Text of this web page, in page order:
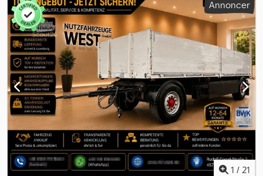
Produktionsår:2023, Udstyr:ABS, 3-akset Tautliner-ladplatform-
semitrailer med certifikat for lastfastgørelse i henhold til DIN EN
12642, kode XL, lastemål i.L. 13620 x 2480 x 2745 mm, SAF-Intradisc-
aksler, 3 x 9000 kg, luftaffjedret med hæve- og sænkeanordning, 1.
aksel kan hæves, Jost-støttehjul, ABS, skivebremser med EBS,
EBS-system 2S/2M, RSS/RSP – stabilitetsprogram, Versus-
skydetag, 3 par forstærkede midterlægter, der kan flyttes
sidelæns, aluminium-indsatsplader, presenning bagende med
automatisk op- og nedrulningssystem – fjederstål,
lastfastgørelsesramme med 23 par forsænkede 2,5 tons
lastfastgørelsesbeslag, 4 stk. 2,8 tons aluminium-
afspærringsbjælker med sikring, egnet til lastfastgørelse bagud,
silketrykte plader, 27 mm, med aluminium-kantprofiler over
tværbjælkerne, gulvbelastningsevne 7.200 kg, gaffeltruck-
Annoncer
1 / 21